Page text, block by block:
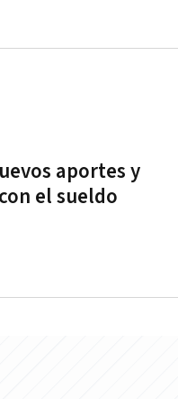
aportes y
el sueldo